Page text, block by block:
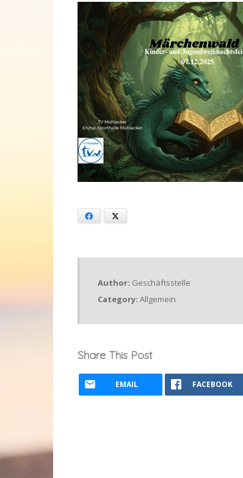
Facebook
Author: Geschäftsstelle
Category: Allgemein
Share This Post
EMAIL FACEBOOK